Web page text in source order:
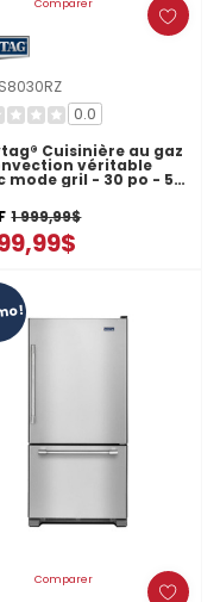
Comparer
0.0
Cuisinière au gaz
véritable
mode gril - 30 po - 5
MFGS8030RZ
1 999,99$
Comparer